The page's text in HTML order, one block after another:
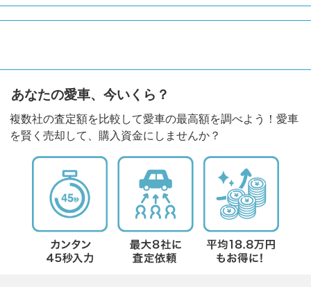
あなたの愛車、今いくら？
複数社の査定額を比較して愛車の最高額を調べよう！愛車
を賢く売却して、購入資金にしませんか？